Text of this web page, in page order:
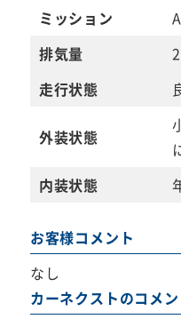
ミッション
排気量
走行状態
外装状態
内装状態
お客様コメント
なし
カーネクストのコメン